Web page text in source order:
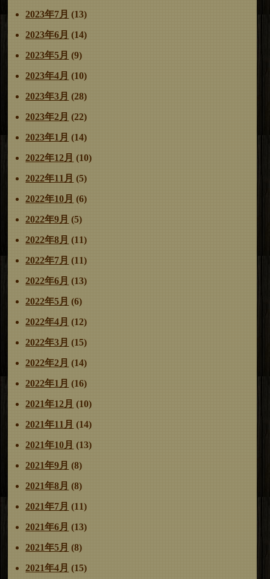
2023年7月 (13)
2023年6月 (14)
2023年5月 (9)
2023年4月 (10)
2023年3月 (28)
2023年2月 (22)
2023年1月 (14)
2022年12月 (10)
2022年11月 (5)
2022年10月 (6)
2022年9月 (5)
2022年8月 (11)
2022年7月 (11)
2022年6月 (13)
2022年5月 (6)
2022年4月 (12)
2022年3月 (15)
2022年2月 (14)
2022年1月 (16)
2021年12月 (10)
2021年11月 (14)
2021年10月 (13)
2021年9月 (8)
2021年8月 (8)
2021年7月 (11)
2021年6月 (13)
2021年5月 (8)
2021年4月 (15)